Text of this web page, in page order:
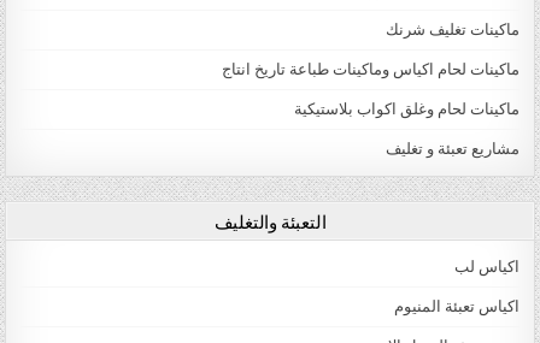
ماكينات تغليف شرنك
ماكينات لحام اكياس وماكينات طباعة تاريخ انتاج
ماكينات لحام وغلق اكواب بلاستيكية
مشاريع تعبئة و تغليف
التعبئة والتغليف
اكياس لب
اكياس تعبئة المنيوم